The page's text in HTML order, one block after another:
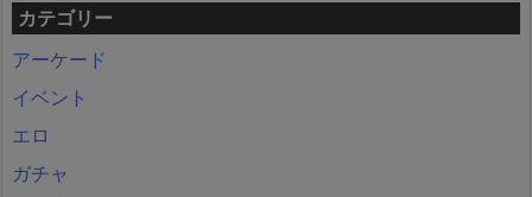
カテゴリー
アーケード
イベント
エロ
ガチャ